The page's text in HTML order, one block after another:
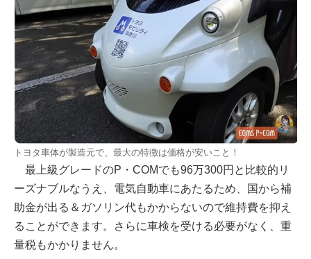
トヨタ車体が製造元で、最大の特徴は価格が安いこと！
最上級グレードのP・COMでも96万300円と比較的リ
ーズナブルなうえ、電気自動車にあたるため、国から補
助金が出る＆ガソリン代もかからないので維持費を抑え
ることができます。さらに車検を受ける必要がなく、重
量税もかかりません。